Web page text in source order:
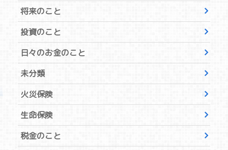
将来のこと
投資のこと
日々のお金のこと
未分類
火災保険
生命保険
税金のこと